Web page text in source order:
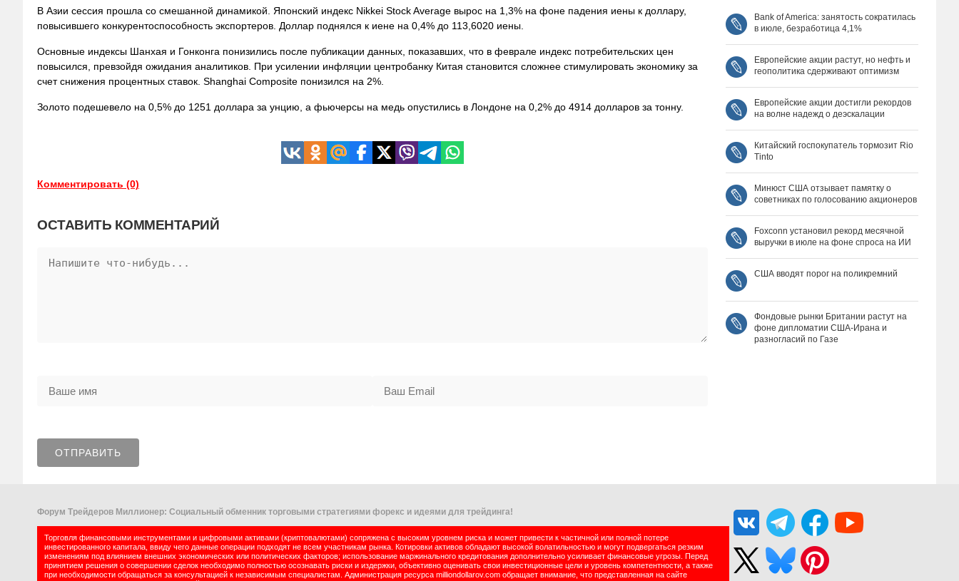
В Азии сессия прошла со смешанной динамикой. Японский индекс Nikkei Stock Average вырос на 1,3% на фоне падения иены к доллару,
повысившего конкурентоспособность экспортеров. Доллар поднялся к иене на 0,4% до 113,6020 иены.
Основные индексы Шанхая и Гонконга понизились после публикации данных, показавших, что в феврале индекс потребительских цен
повысился, превзойдя ожидания аналитиков. При усилении инфляции центробанку Китая становится сложнее стимулировать экономику за
счет снижения процентных ставок. Shanghai Composite понизился на 2%.
Золото подешевело на 0,5% до 1251 доллара за унцию, а фьючерсы на медь опустились в Лондоне на 0,2% до 4914 долларов за тонну.
Комментировать (0)
ОСТАВИТЬ КОММЕНТАРИЙ
Bank of America: занятость сократилась
в июле, безработица 4,1%
Европейские акции растут, но нефть и
геополитика сдерживают оптимизм
Европейские акции достигли рекордов
на волне надежд о деэскалации
Китайский госпокупатель тормозит Rio
Tinto
Минюст США отзывает памятку о
советниках по голосованию акционеров
Foxconn установил рекорд месячной
выручки в июле на фоне спроса на ИИ
США вводят порог на поликремний
Фондовые рынки Британии растут на
фоне дипломатии США‑Ирана и
разногласий по Газе
Форум Трейдеров Миллионер: Социальный обменник торговыми стратегиями форекс и идеями для трейдинга!
Торговля финансовыми инструментами и цифровыми активами (криптовалютами) сопряжена с высоким уровнем риска и может привести к частичной или полной потере
инвестированного капитала, ввиду чего данные операции подходят не всем участникам рынка. Котировки активов обладают высокой волатильностью и могут подвергаться резким
изменениям под влиянием внешних экономических или политических факторов; использование маржинального кредитования дополнительно усиливает финансовые угрозы. Перед
принятием решения о совершении сделок необходимо полностью осознавать риски и издержки, объективно оценивать свои инвестиционные цели и уровень компетентности, а также
при необходимости обращаться за консультацией к независимым специалистам. Администрация ресурса milliondollarov.com обращает внимание, что представленная на сайте